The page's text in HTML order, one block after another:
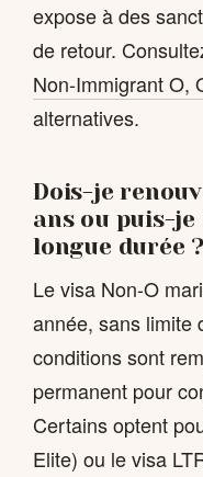
expose à des
de retour.
Non-Immigrant O,
alternatives.
Dois-je
ans ou puis-
longue durée ?
Le visa Non-O
année, sans limite
conditions sont
permanent pour
Certains optent
Elite) ou le visa